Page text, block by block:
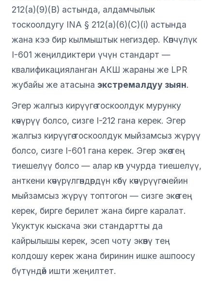
212(a)(9)(B) астында, алдамчылык
тоскоолдугу INA § 212(a)(6)(C)(i) астында
жана кээ бир кылмыштык негиздер. Көпчүлүк
I-601 жеңилдиктери үчүн стандарт —
квалификацияланган АКШ жараны же LPR
жубайы же атасына экстремалдуу зыян.
Эгер жалгыз кирүүгө тоскоолдук мурунку
көчүрүү болсо, сизге I-212 гана керек. Эгер
жалгыз кирүүгө тоскоолдук мыйзамсыз жүрүү
болсо, сизге I-601 гана керек. Эгер экөө тең
тиешелүү болсо — алар көп учурда тиешелүү,
анткени көчүрүлгөндөрдүн көбү көчүрүүгө чейин
мыйзамсыз жүрүү топтогон — сизге экөө тең
керек, бирге берилет жана бирге каралат.
Укуктук кыскача эки стандартты да
кайрылышы керек, эсеп чоту экөөнү тең
колдошу керек жана биринин ишке ашпоосу
бүтүндөй ишти жеңилтет.